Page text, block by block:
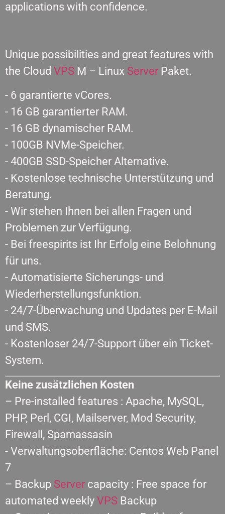
applications with confidence.
Unique possibilities and great features with
the Cloud VPS M – Linux Server Paket.
- 6 garantierte vCores.
- 16 GB garantierter RAM.
- 16 GB dynamischer RAM.
- 100GB NVMe-Speicher.
- 400GB SSD-Speicher Alternative.
- Kostenlose technische Unterstützung und
Beratung.
- Wir stehen Ihnen bei allen Fragen und
Problemen zur Verfügung.
- Bei freespirits ist Ihr Erfolg eine Belohnung
für uns.
- Automatisierte Sicherungs- und
Wiederherstellungsfunktion.
- 24/7-Überwachung und Updates per E-Mail
und SMS.
- Kostenloser 24/7-Support über ein Ticket-
System.
Keine zusätzlichen Kosten
– Pre-installed features : Apache, MySQL,
PHP, Perl, CGI, Mailserver, Mod Security,
Firewall, Spamassasin
- Verwaltungsoberfläche: Centos Web Panel
7
– Backup Server capacity : Free space for
automated weekly VPS Backup